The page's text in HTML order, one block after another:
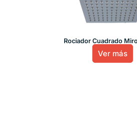
Rociador Cuadrado
Ver más